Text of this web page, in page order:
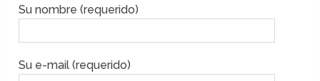
Su nombre (requerido)
Su e-mail (requerido)